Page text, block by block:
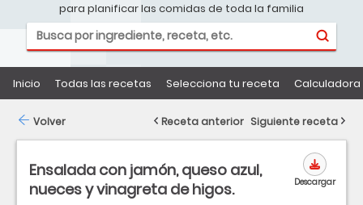
para planificar las comidas de toda la familia
Inicio Todas las recetas Selecciona tu receta
Ensalada con jamón, queso azul,
nueces y vinagreta de higos.
Descargar
Volver Receta anterior Siguiente receta